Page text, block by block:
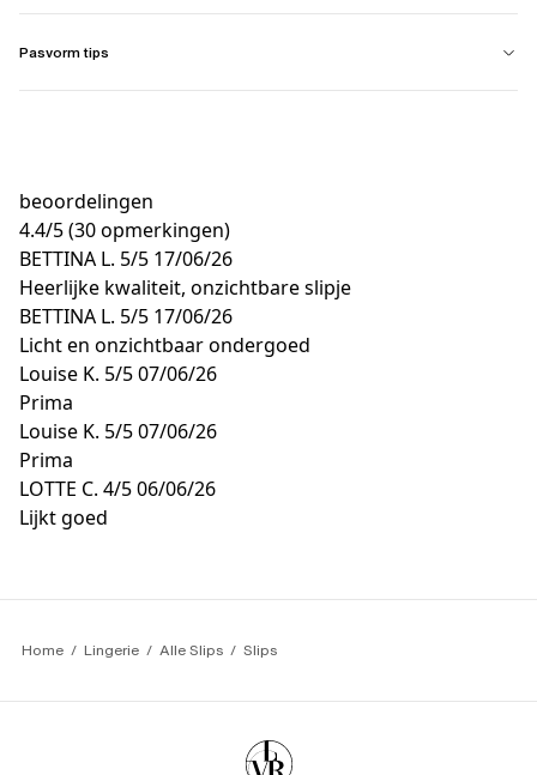
Pasvorm tips
beoordelingen
4.4/5(30 opmerkingen)
BETTINA L. 5/5 17/06/26
Heerlijke kwaliteit, onzichtbare slipje
BETTINA L. 5/5 17/06/26
Licht en onzichtbaar ondergoed
Louise K. 5/507/06/26
Prima
Louise K. 5/507/06/26
Prima
LOTTE C. 4/506/06/26
Lijkt goed
Home Lingerie Alle Slips Slips